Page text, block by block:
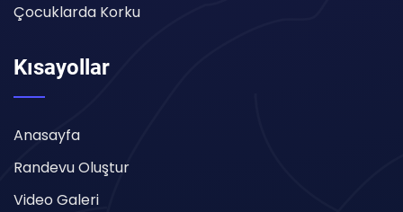
Çocuklarda Korku
Kısayollar
Anasayfa
Randevu Oluştur
Video Galeri